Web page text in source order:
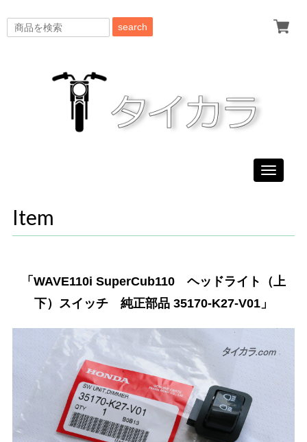
search
Toggle
Item
「WAVE110i SuperCub110 ヘッドライト（上
下）スイッチ 純正部品 35170-K27-V01」